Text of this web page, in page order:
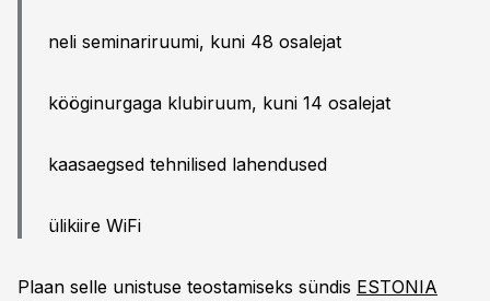
neli seminariruumi, kuni 48 osalejat
kööginurgaga klubiruum, kuni 14 osalejat
kaasaegsed tehnilised lahendused
ülikiire WiFi
Plaan selle unistuse teostamiseks sündis ESTONIA